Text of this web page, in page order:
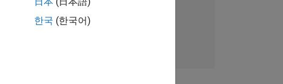
und Unternehmensneuigkeiten.
한국 (한국어)